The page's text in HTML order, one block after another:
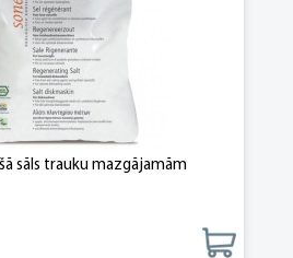
sāls trauku mazgājamām